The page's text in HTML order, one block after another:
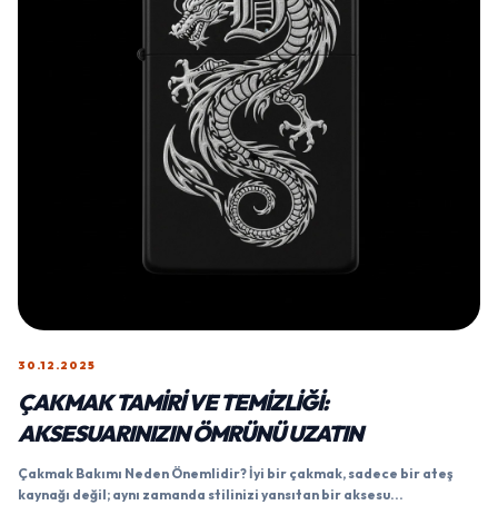
30.12.2025
ÇAKMAK TAMIRI VE TEMIZLIĞI:
AKSESUARINIZIN ÖMRÜNÜ UZATIN
Çakmak Bakımı Neden Önemlidir? İyi bir çakmak, sadece bir ateş
kaynağı değil; aynı zamanda stilinizi yansıtan bir aksesu...